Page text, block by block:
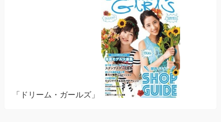
「ドリーム・ガールズ」